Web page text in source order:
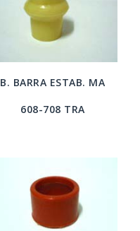
B. BARRA ESTAB. MA
608-708 TRA